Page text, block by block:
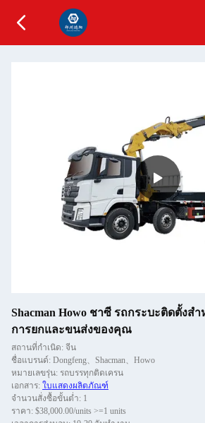
Shacman Howo ชาซี รถกระบะติดตั้งสํ
การยกและขนส่งของคุณ
สถานที่กำเนิด: จีน
ชื่อแบรนด์: Dongfeng、Shacman、Howo
หมายเลขรุ่น: รถบรรทุกติดเครน
เอกสาร: ใบแสดงผลิตภัณฑ์
จำนวนสั่งซื้อขั้นต่ำ: 1
ราคา: $38,000.00/units >=1 units